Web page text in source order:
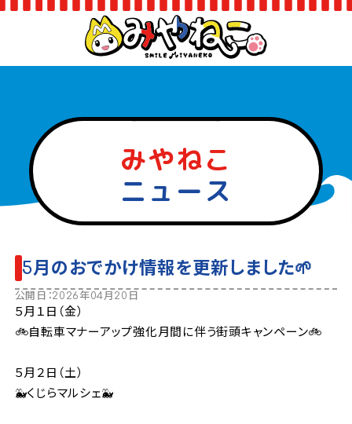
みやねこ
ニュース
5月のおでかけ情報を更新しました🌱
公開日：2026年04月20日
５月１日（金）
🚲自転車マナーアップ強化月間に伴う街頭キャンペーン🚲
５月２日（土）
🐳くじらマルシェ🐳